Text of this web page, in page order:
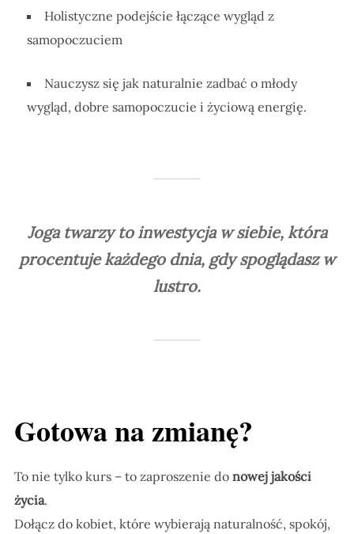
Holistyczne podejście łączące wygląd z
samopoczuciem
Nauczysz się jak naturalnie zadbać o młody
wygląd, dobre samopoczucie i życiową energię.
Joga twarzy to inwestycja w siebie, która
procentuje każdego dnia, gdy spoglądasz w
lustro.
Gotowa na zmianę?
To nie tylko kurs – to zaproszenie do nowej jakości
życia.
Dołącz do kobiet, które wybierają naturalność, spokój,